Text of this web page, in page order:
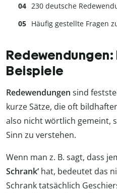
230 deutsche
Häufig gestellte Fragen
Beispiele
Redewendungen sind
kurze Sätze, die oft
also nicht wörtlich gemeint,
Sinn zu verstehen.
Wenn man z. B. sagt, dass
Schrank‘ hat, bedeutet das
Schrank tatsächlich